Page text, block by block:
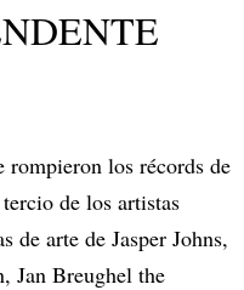
rompieron los récords de
de los artistas
de arte de Jasper Johns,
Jan Breughel the